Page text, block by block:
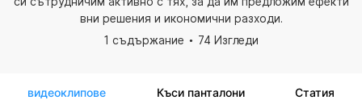
вни решения и икономични разходи.
1 съдържание
74 Изгледи
видеоклипове Къси панталони Статия